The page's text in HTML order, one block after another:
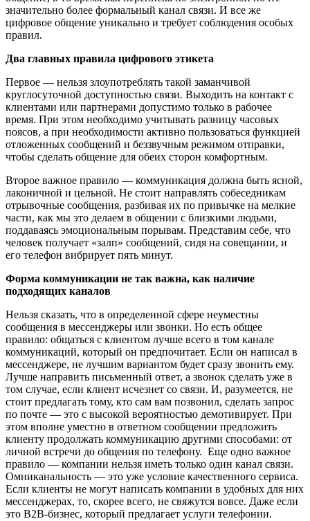
значительно более формальный канал связи. И все же
цифровое общение уникально и требует соблюдения особых
правил.
Два главных правила цифрового этикета
Первое — нельзя злоупотреблять такой заманчивой
круглосуточной доступностью связи. Выходить на контакт с
клиентами или партнерами допустимо только в рабочее
время. При этом необходимо учитывать разницу часовых
поясов, а при необходимости активно пользоваться функцией
отложенных сообщений и беззвучным режимом отправки,
чтобы сделать общение для обеих сторон комфортным.
Второе важное правило — коммуникация должна быть ясной,
лаконичной и цельной. Не стоит направлять собеседникам
отрывочные сообщения, разбивая их по привычке на мелкие
части, как мы это делаем в общении с близкими людьми,
поддаваясь эмоциональным порывам. Представим себе, что
человек получает «залп» сообщений, сидя на совещании, и
его телефон вибрирует пять минут.
Форма коммуникации не так важна, как наличие
подходящих каналов
Нельзя сказать, что в определенной сфере неуместны
сообщения в мессенджеры или звонки. Но есть общее
правило: общаться с клиентом лучше всего в том канале
коммуникаций, который он предпочитает. Если он написал в
мессенджере, не лучшим вариантом будет сразу звонить ему.
Лучше направить письменный ответ, а звонок сделать уже в
том случае, если клиент исчезнет со связи. И, разумеется, не
стоит предлагать тому, кто сам вам позвонил, сделать запрос
по почте — это с высокой вероятностью демотивирует. При
этом вполне уместно в ответном сообщении предложить
клиенту продолжать коммуникацию другими способами: от
личной встречи до общения по телефону. Еще одно важное
правило — компании нельзя иметь только один канал связи.
Омниканальность — это уже условие качественного сервиса.
Если клиенты не могут написать компании в удобных для них
мессенджерах, то, скорее всего, не свяжутся вовсе. Даже если
это B2B-бизнес, который предлагает услуги телефонии.